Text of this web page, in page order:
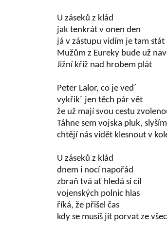
U záseků z klád
jak tenkrát v onen den
já v zástupu vidím je tam stát
Mužům z Eureky bude už
Jižní kříž nad hrobem plát
Peter Lalor, co je ved´
vykřik´ jen těch pár vět
že už mají svou cestu
Táhne sem vojska pluk,
chtějí nás vidět klesnout v
U záseků z klád
dnem i nocí napořád
zbraň tvá ať hledá si cíl
vojenských polnic hlas
říká, že přišel čas
kdy se musíš jít porvat ze